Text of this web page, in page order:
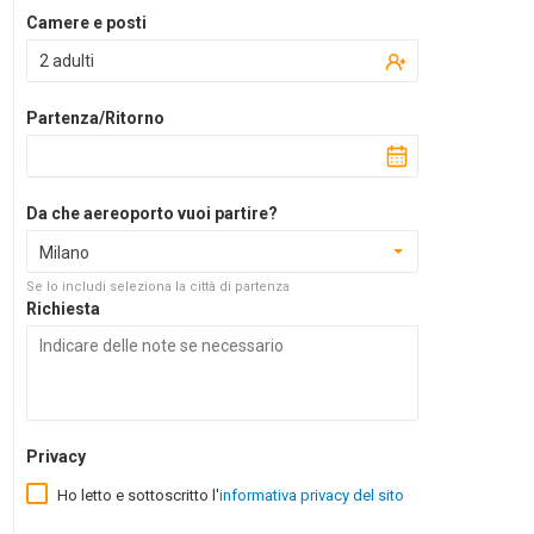
Camere e posti
2 adulti
Partenza/Ritorno
Da che aereoporto vuoi partire?
Milano
Se lo includi seleziona la città di partenza
Richiesta
Privacy
Ho letto e sottoscritto l'informativa privacy del sito